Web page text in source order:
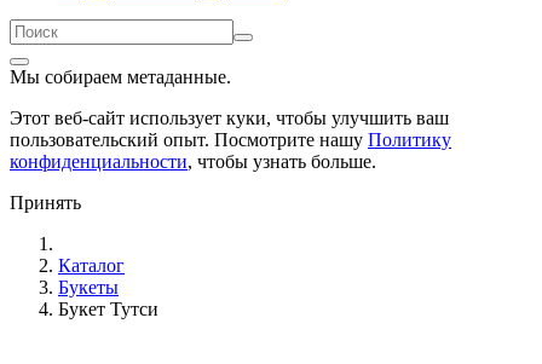
Мы собираем метаданные.
Этот веб-сайт использует куки, чтобы улучшить ваш
пользовательский опыт. Посмотрите нашу Политику
конфиденциальности, чтобы узнать больше.
Принять
Каталог
Букеты
Букет Тутси